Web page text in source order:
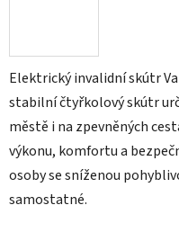
Elektrický invalidní skútr
stabilní čtyřkolový skútr
městě i na zpevněných
výkonu, komfortu a
osoby se sníženou
samostatné.